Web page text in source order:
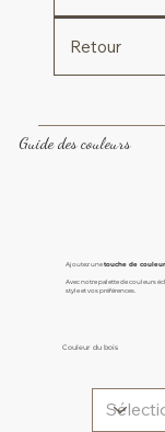
Retour
Guide des couleurs
Ajoutez unetouche de couleur
Avec notre palette de couleurs
style et vos préférences.
Couleur du bois